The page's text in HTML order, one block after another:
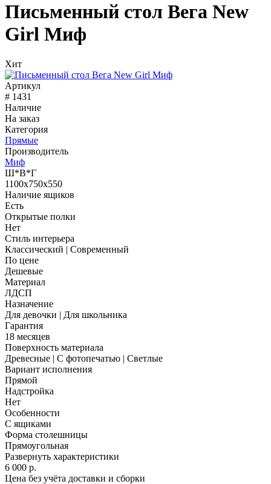
Письменный стол Вега New
Girl Миф
Хит
Артикул
# 1431
Наличие
На заказ
Категория
Прямые
Производитель
Миф
Ш*В*Г
1100x750x550
Наличие ящиков
Есть
Открытые полки
Нет
Стиль интерьера
Классический | Современный
По цене
Дешевые
Материал
ЛДСП
Назначение
Для девочки | Для школьника
Гарантия
18 месяцев
Поверхность материала
Древесные | С фотопечатью | Светлые
Вариант исполнения
Прямой
Надстройка
Нет
Особенности
С ящиками
Форма столешницы
Прямоугольная
Развернуть характеристики
6 000 р.
Цена без учёта доставки и сборки